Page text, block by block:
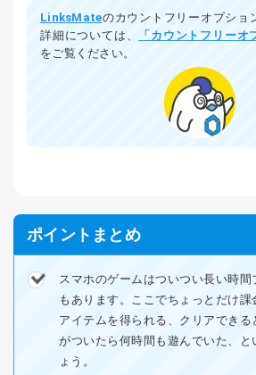
LinksMateのカウントフリーオプショ
詳細については、
「カウントフリーオ
をご覧ください。
ポイントまとめ
スマホのゲームはついつい長い時
もあります。ここでちょっとだけ
アイテムを得られる、クリアでき
がついたら何時間も遊んでいた、と
ょう。